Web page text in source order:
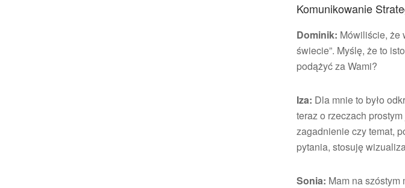
Komunikowanie
Dominik: Mówiliście, że
świecie”. Myślę, że to
podążyć za Wami?
Iza: Dla mnie to było
teraz o rzeczach
zagadnienie czy temat,
pytania, stosuję
Sonia: Mam na